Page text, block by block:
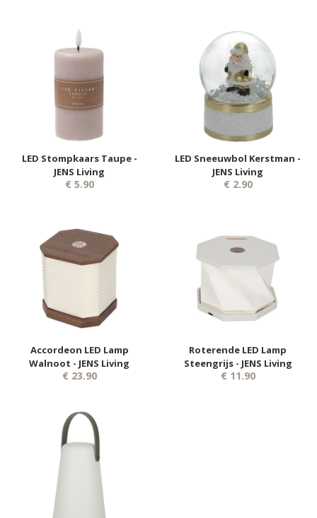
LED Stompkaars Taupe -
JENS Living
€ 5.90
LED Sneeuwbol Kerstman -
JENS Living
€ 2.90
Accordeon LED Lamp
Walnoot - JENS Living
€ 23.90
Roterende LED Lamp
Steengrijs - JENS Living
€ 11.90